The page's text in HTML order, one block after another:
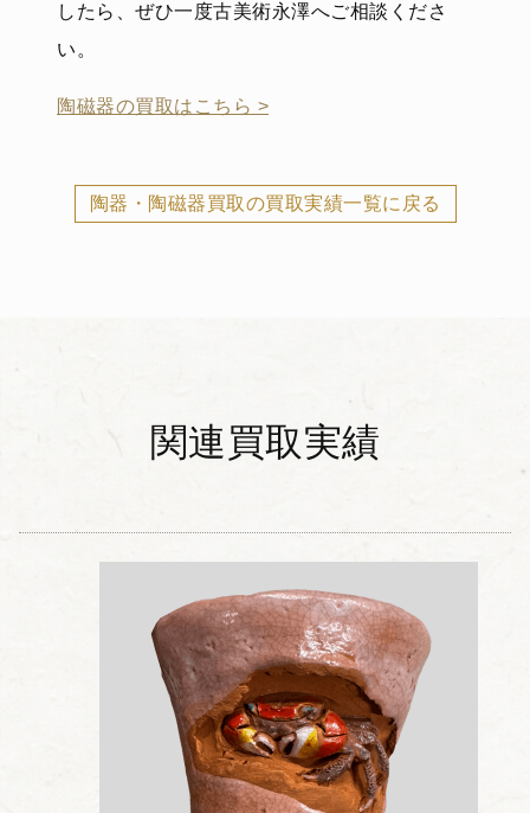
したら、ぜひ一度古美術永澤へご相談くださ
い。
陶磁器の買取はこちら >
陶器・陶磁器買取の買取実績一覧に戻る
関連買取実績